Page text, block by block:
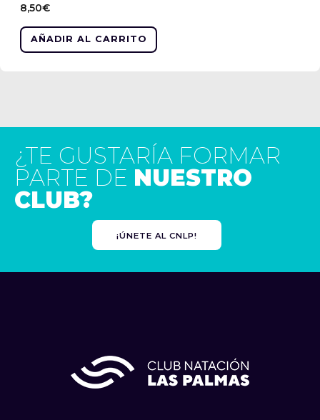
8,50€
AÑADIR AL CARRITO
¿TE GUSTARÍA FORMAR
PARTE DE NUESTRO
CLUB?
¡ÚNETE AL CNLP!